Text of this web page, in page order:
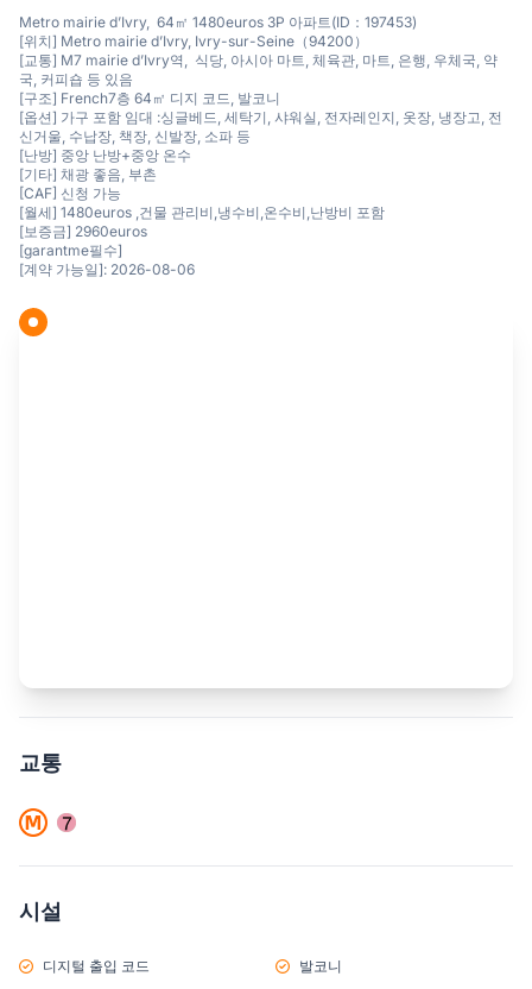
Metro mairie d’Ivry, 64㎡ 1480euros 3P 아파트(ID：197453)
[위치] Metro mairie d’Ivry, Ivry-sur-Seine（94200）
[교통] M7 mairie d’Ivry역, 식당, 아시아 마트, 체육관, 마트, 은행, 우체국, 약
국, 커피숍 등 있음
[구조] French7층 64㎡ 디지 코드, 발코니
[옵션] 가구 포함 임대 :싱글베드, 세탁기, 샤워실, 전자레인지, 옷장, 냉장고, 전
신거울, 수납장, 책장, 신발장, 소파 등
[난방] 중앙 난방+중앙 온수
[기타] 채광 좋음, 부촌
[CAF] 신청 가능
[월세] 1480euros ,건물 관리비,냉수비,온수비,난방비 포함
[보증금] 2960euros
[garantme필수]
[계약 가능일]: 2026-08-06
교통
시설
디지털 출입 코드 발코니